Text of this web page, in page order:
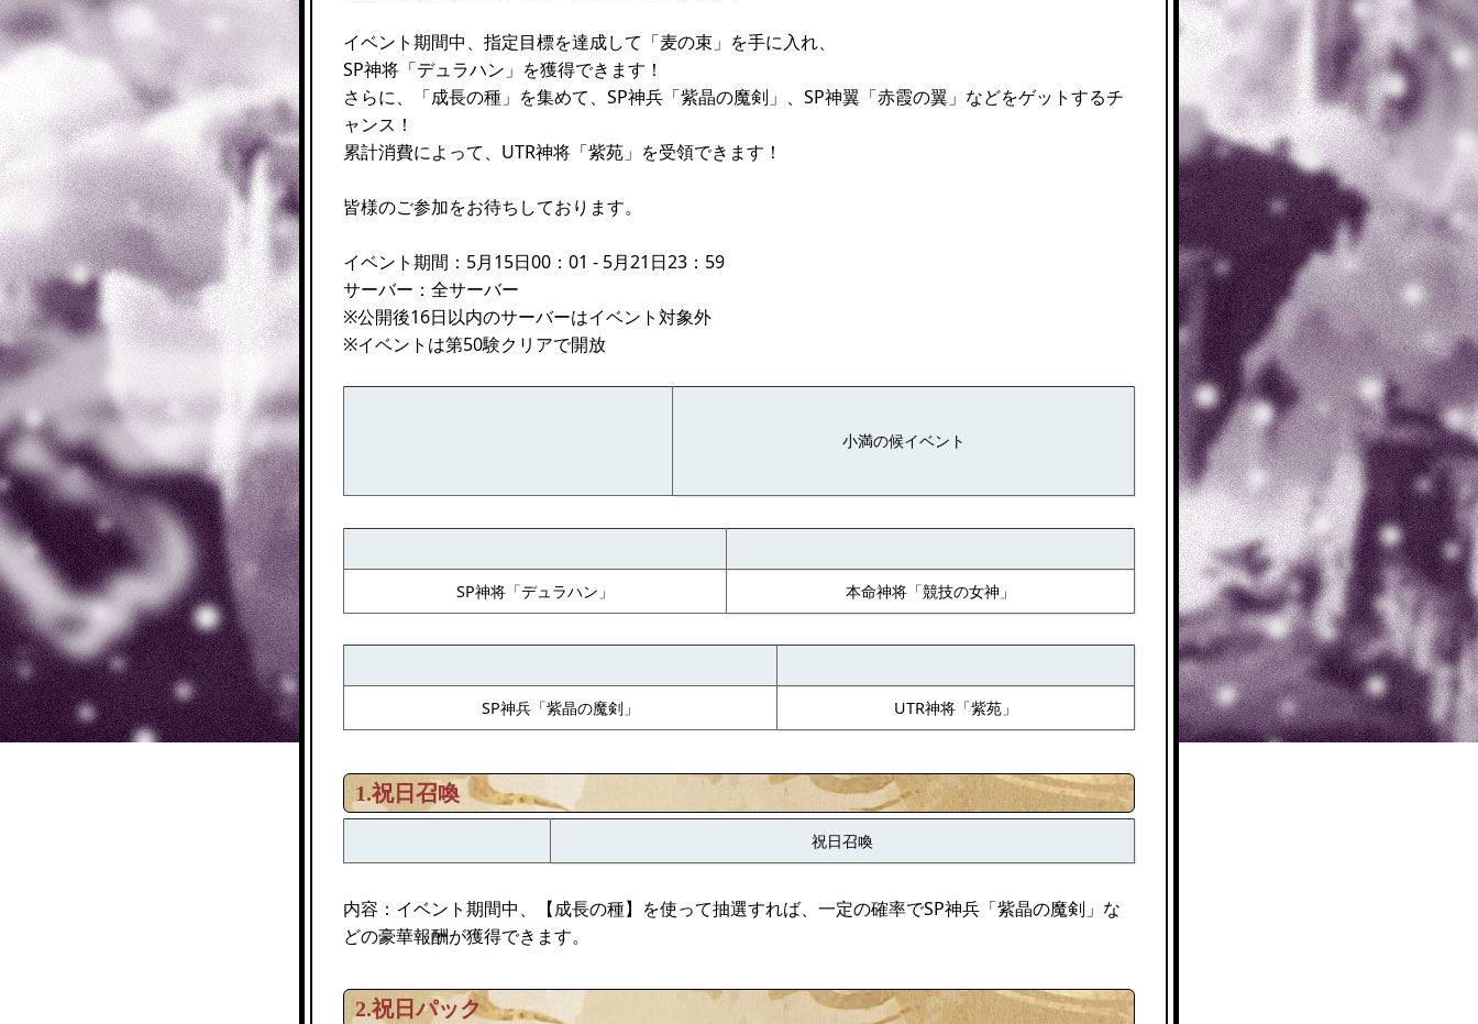
イベント期間中、指定目標を達成して「麦の束」を手に入れ、
SP神将「デュラハン」を獲得できます！
さらに、「成長の種」を集めて、SP神兵「紫晶の魔剣」、SP神翼「赤霞の翼」などをゲットするチ
ャンス！
累計消費によって、UTR神将「紫苑」を受領できます！
皆様のご参加をお待ちしております。
イベント期間：5月15日00：01 - 5月21日23：59
サーバー：全サーバー
※公開後16日以内のサーバーはイベント対象外
※イベントは第50験クリアで開放
小満の候イベント
SP神将「デュラハン」 本命神将「競技の女神」
SP神兵「紫晶の魔剣」 UTR神将「紫苑」
1.祝日召喚
祝日召喚
内容：イベント期間中、【成長の種】を使って抽選すれば、一定の確率でSP神兵「紫晶の魔剣」な
どの豪華報酬が獲得できます。
2.祝日パック